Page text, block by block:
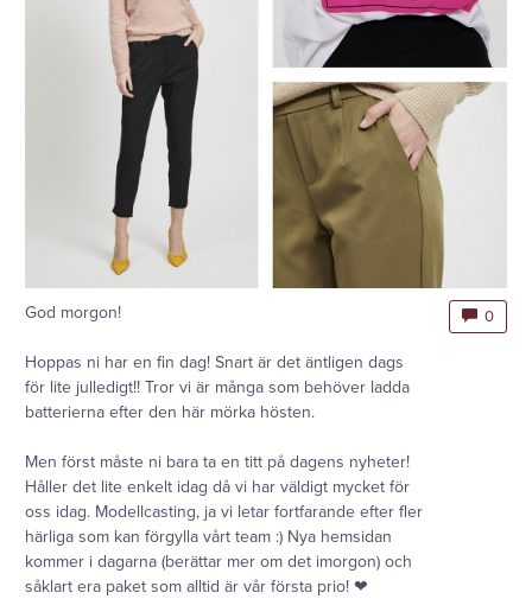
God morgon!
Hoppas ni har en fin dag! Snart är det äntligen dags
för lite julledigt!! Tror vi är många som behöver ladda
batterierna efter den här mörka hösten.
Men först måste ni bara ta en titt på dagens nyheter!
Håller det lite enkelt idag då vi har väldigt mycket för
oss idag. Modellcasting, ja vi letar fortfarande efter fler
härliga som kan förgylla vårt team :) Nya hemsidan
kommer i dagarna (berättar mer om det imorgon) och
såklart era paket som alltid är vår första prio! ❤
0